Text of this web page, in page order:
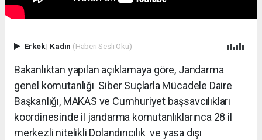
Erkek| Kadın (Haberi Sesli Oku)
Bakanlıktan yapılan açıklamaya göre, Jandarma
genel komutanlığı Siber Suçlarla Mücadele Daire
Başkanlığı, MAKAS ve Cumhuriyet başsavcılıkları
koordinesinde il jandarma komutanlıklarınca 28 il
merkezli nitelikli Dolandırıcılık ve yasa dışı